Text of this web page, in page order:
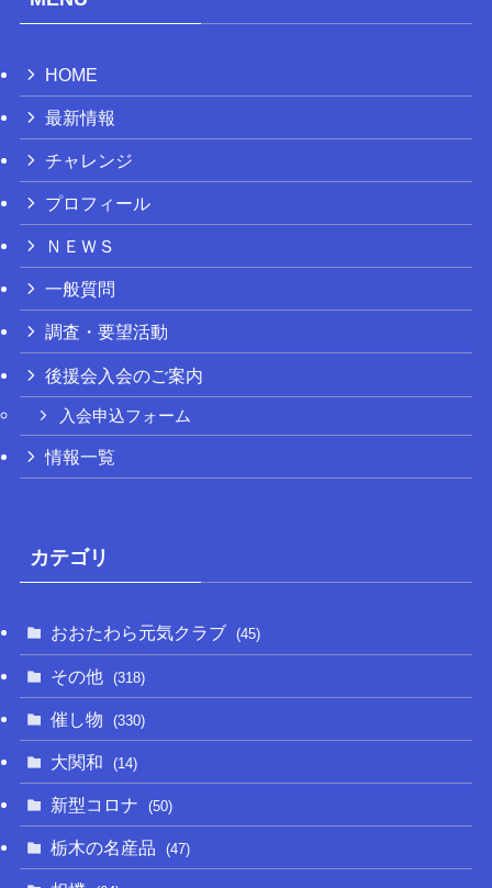
いけだ忠後援会「おおたわら元気クラブ」
〒324-0012 大田原市南金丸438
TEL：0287-22-5454
FAX：0287-22-5446
E-mail： ir_ikeda@yahoo.co.jp
MENU
チャレンジ
プロフィール
ＮＥＷＳ
一般質問
調査・要望活動
後援会入会のご案内
入会申込フォーム
情報一覧